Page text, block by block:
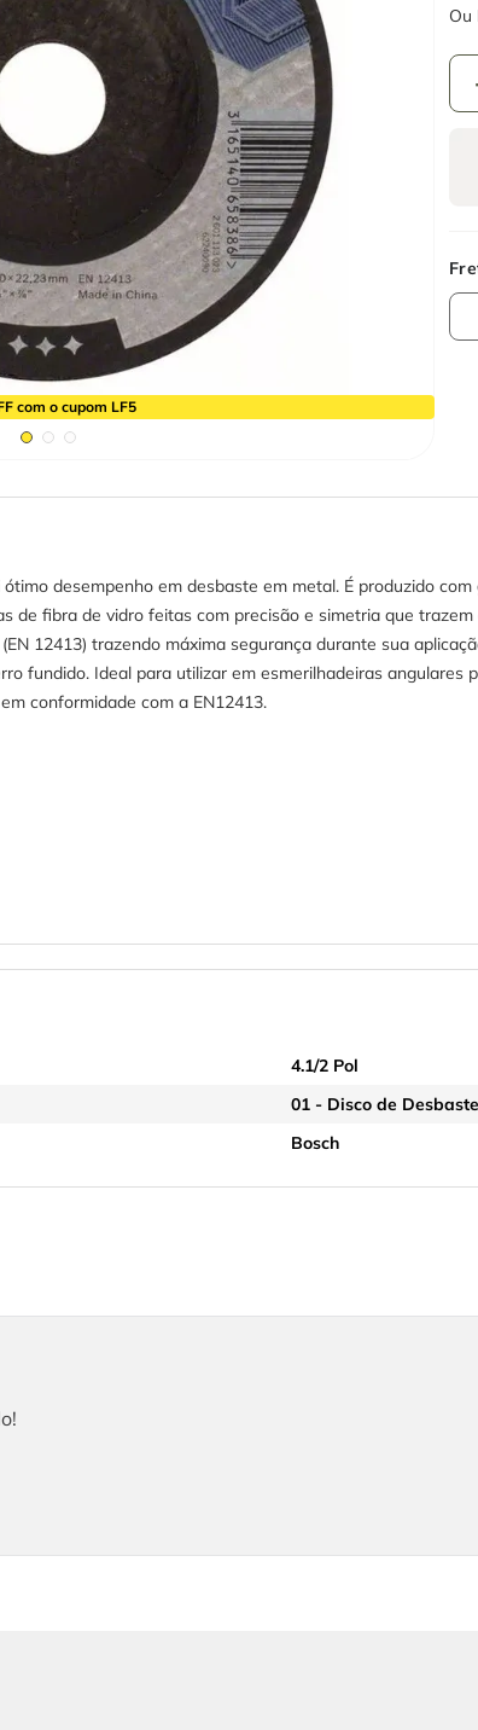
com o cupom LF5
Ou
desempenho em desbaste em metal. É produzido
de fibra de vidro feitas com precisão e simetria que
12413) trazendo máxima segurança durante sua
fundido. Ideal para utilizar em esmerilhadeiras
conformidade com a EN12413.
4.1/2 Pol
01 - Disco de
Bosch